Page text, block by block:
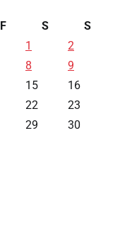
F S
S
1
2
8
9
15
16
22
23
29
30